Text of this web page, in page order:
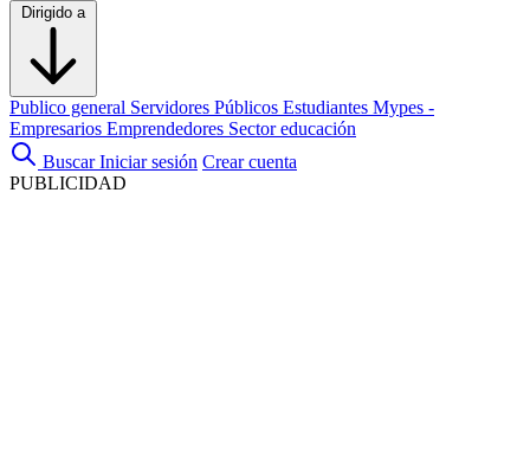
Dirigido a
Publico general Servidores Públicos Estudiantes Mypes -
Empresarios Emprendedores Sector educación
Buscar Iniciar sesión Crear cuenta
PUBLICIDAD